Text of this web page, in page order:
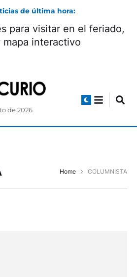
de última hora:
para visitar en el feriado,
mapa interactivo
de 2026
Home COLUMNISTA